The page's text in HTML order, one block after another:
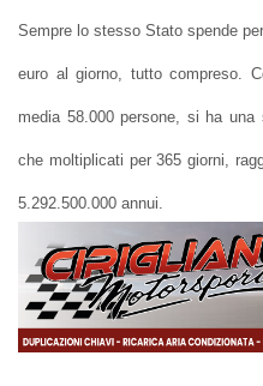
Sempre lo stesso Stato spende
euro al giorno, tutto compreso.
media 58.000 persone, si ha una
che moltiplicati per 365 giorni,
5.292.500.000 annui.